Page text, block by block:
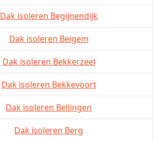
Dak isoleren Begijnendijk
Dak isoleren Beigem
Dak isoleren Bekkerzeel
Dak isoleren Bekkevoort
Dak isoleren Bellingen
Dak isoleren Berg